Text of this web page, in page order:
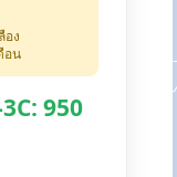
อง
อน
950